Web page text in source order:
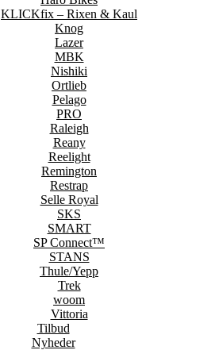
KLICKfix – Rixen & Kaul
Knog
Lazer
MBK
Nishiki
Ortlieb
Pelago
PRO
Raleigh
Reany
Reelight
Remington
Restrap
Selle Royal
SKS
SMART
SP Connect™
STANS
Thule/Yepp
Trek
woom
Vittoria
Tilbud
Nyheder